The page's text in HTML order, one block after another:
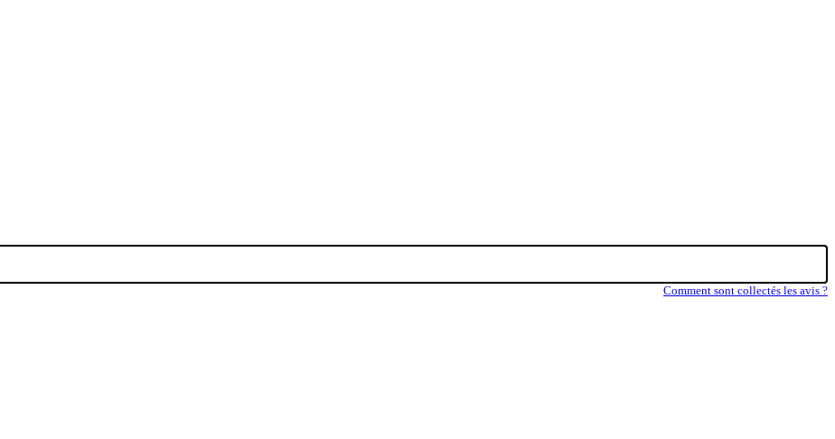
Comment sont collectés les avis ?